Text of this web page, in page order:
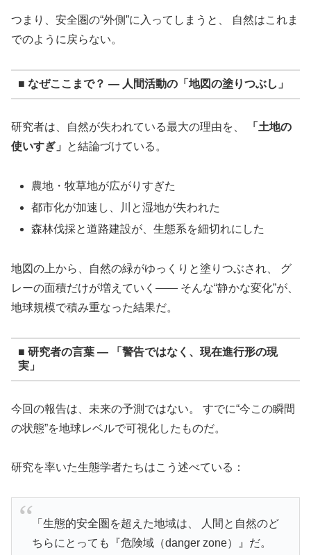
つまり、安全圏の“外側”に入ってしまうと、 自然はこれま
でのように戻らない。
■ なぜここまで？ ― 人間活動の「地図の塗りつぶし」
研究者は、自然が失われている最大の理由を、
「土地の
使いすぎ」
と結論づけている。
農地・牧草地が広がりすぎた
都市化が加速し、川と湿地が失われた
森林伐採と道路建設が、生態系を細切れにした
地図の上から、自然の緑がゆっくりと塗りつぶされ、 グ
レーの面積だけが増えていく―― そんな“静かな変化”が、
地球規模で積み重なった結果だ。
■ 研究者の言葉 ― 「警告ではなく、現在進行形の現
実」
今回の報告は、未来の予測ではない。 すでに“今この瞬間
の状態”を地球レベルで可視化したものだ。
研究を率いた生態学者たちはこう述べている：
「生態的安全圏を超えた地域は、 人間と自然のど
ちらにとっても『危険域（danger zone）』だ。